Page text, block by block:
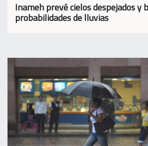
Inameh prevé cielos despejados y
probabilidades de lluvias